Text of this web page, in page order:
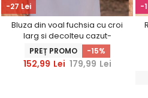
-27 Lei
Bluza din voal fuchsia cu croi
larg si decolteu cazut-
StarShinerS
PREȚ PROMO -15%
152,99 Lei 179,99 Lei
-